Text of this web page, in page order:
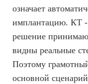
означает
имплантацию. КТ -
решение
видны реальные
Поэтому
основной